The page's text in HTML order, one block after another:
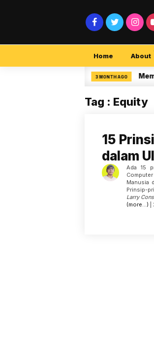
Home About
3 MONTH AGO
Tag : Equity
15
dalam
Ada 15
Manusia
Prinsip-
Larry
(more…)